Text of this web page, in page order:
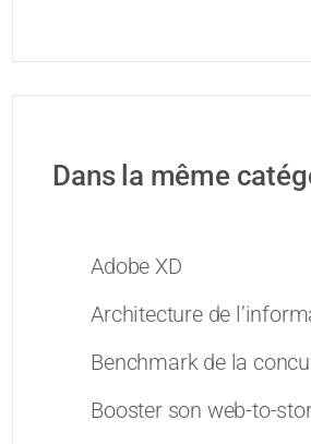
Dans la même
Adobe XD
Architecture de
Benchmark de la
Booster son web-to-